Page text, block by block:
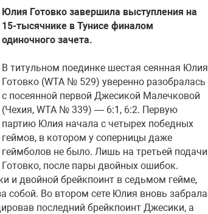
Юлия Готовко завершила выступления на
15-тысячнике в Тунисе финалом
одиночного зачета.
В титульном поединке шестая сеянная Юлия
Готовко (WTA № 529) уверенно разобралась
с посеянной первой Джесикой Малечковой
(Чехия, WTA № 339) — 6:1, 6:2. Первую
партию Юлия начала с четырех победных
геймов, в котором у соперницы даже
геймболов не было. Лишь на третьей подачи
Готовко, после пары двойных ошибок.
и двойной брейкпоинт в седьмом гейме,
собой. Во втором сете Юлия вновь забрала
последний брейкпоинт Джесики, а